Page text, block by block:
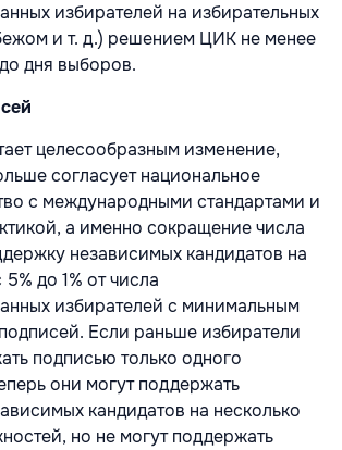
избирателей на избирательных
и т. д.) решением ЦИК не менее
дня выборов.
целесообразным изменение,
согласует национальное
с международными стандартами и
а именно сокращение числа
независимых кандидатов на
до 1% от числа
избирателей с минимальным
Если раньше избиратели
подписью только одного
они могут поддержать
кандидатов на несколько
но не могут поддержать